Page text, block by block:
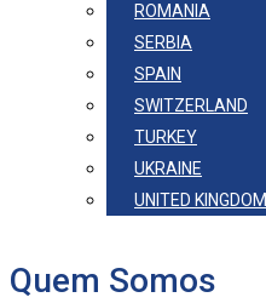
ROMANIA
SERBIA
SPAIN
SWITZERLAND
TURKEY
UKRAINE
UNITED KINGDOM
Quem Somos